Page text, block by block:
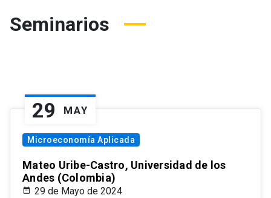
Seminarios
29 MAY
Microeconomía Aplicada
Mateo Uribe-Castro, Universidad de los
Andes (Colombia)
29 de Mayo de 2024